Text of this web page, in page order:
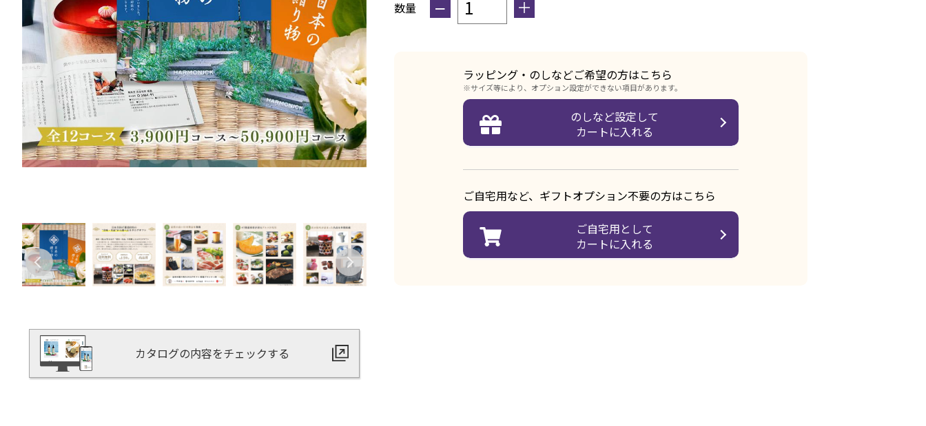
カタログの内容をチェックする
数量 − ＋
ラッピング・のしなどご希望の方はこちら
※サイズ等により、オプション設定ができない項目があります。
のしなど設定して
カートに入れる
ご自宅用など、ギフトオプション不要の方はこちら
ご自宅用として
カートに入れる